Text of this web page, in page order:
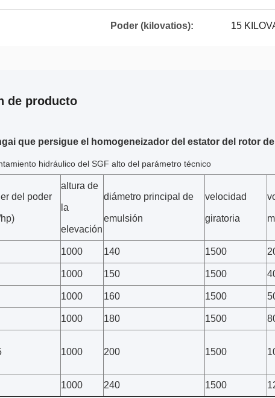
Poder (kilovatios): 15
de producto
que persigue el homogeneizador del estator del rotor
hidráulico del SGF alto del parámetro técnico
del poder
altura de
la
elevación
diámetro principal de
emulsión
velocidad
giratoria
1000 140 1500
1000 150 1500
1000 160 1500
1000 180 1500
1000 200 1500
1000 240 1500